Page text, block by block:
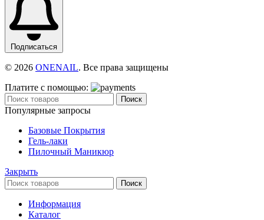
Подписаться
© 2026 ONENAIL. Все права защищены
Платите с помощью:
Поиск
Популярные запросы
Базовые Покрытия
Гель-лаки
Пилочный Маникюр
Закрыть
Поиск
Информация
Каталог